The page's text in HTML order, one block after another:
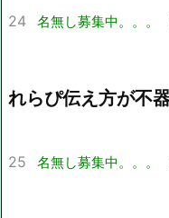
24 名無し募集中。。。
れらぴ伝え方が不
25 名無し募集中。。。